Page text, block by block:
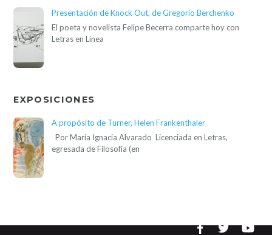
Presentación de Knock Out, de Gregorio Berchenko
El poeta y novelista Felipe Becerra comparte hoy con
Letras en Línea
EXPOSICIONES
A propósito de Turner, Helen Frankenthaler
Por María Ignacia Alvarado Licenciada en Letras,
egresada de Filosofía (en